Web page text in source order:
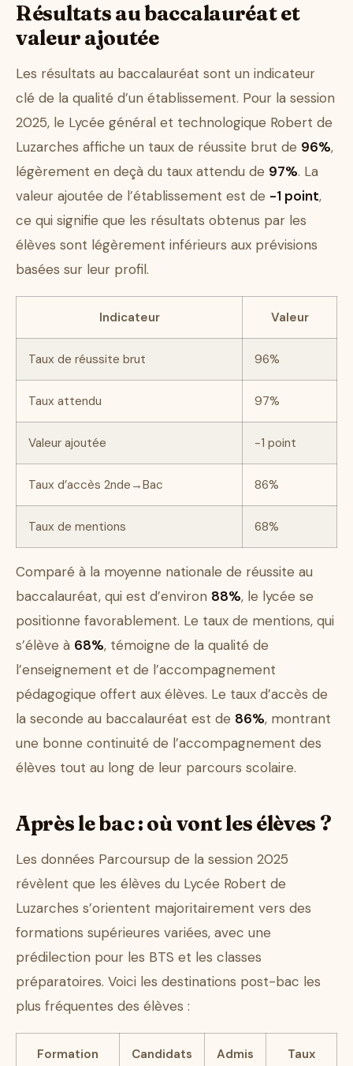
Résultats au baccalauréat et
valeur ajoutée
Les résultats au baccalauréat sont un indicateur
clé de la qualité d’un établissement. Pour la session
2025, le Lycée général et technologique Robert de
Luzarches affiche un taux de réussite brut de 96%,
légèrement en deçà du taux attendu de 97%. La
valeur ajoutée de l’établissement est de -1 point,
ce qui signifie que les résultats obtenus par les
élèves sont légèrement inférieurs aux prévisions
basées sur leur profil.
Indicateur Valeur
Taux de réussite brut 96%
Taux attendu 97%
Valeur ajoutée -1 point
Taux d’accès 2nde→Bac 86%
Taux de mentions 68%
Comparé à la moyenne nationale de réussite au
baccalauréat, qui est d’environ 88%, le lycée se
positionne favorablement. Le taux de mentions, qui
s’élève à 68%, témoigne de la qualité de
l’enseignement et de l’accompagnement
pédagogique offert aux élèves. Le taux d’accès de
la seconde au baccalauréat est de 86%, montrant
une bonne continuité de l’accompagnement des
élèves tout au long de leur parcours scolaire.
Après le bac : où vont les élèves ?
Les données Parcoursup de la session 2025
révèlent que les élèves du Lycée Robert de
Luzarches s’orientent majoritairement vers des
formations supérieures variées, avec une
prédilection pour les BTS et les classes
préparatoires. Voici les destinations post-bac les
plus fréquentes des élèves :
Formation Candidats Admis
Taux